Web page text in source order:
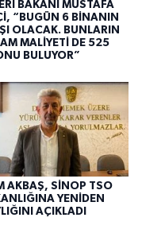
BAKANI MUSTAFA
“BUGÜN 6 BİNANIN
OLACAK. BUNLARIN
MALİYETİ DE 525
BULUYOR”
AKBAŞ, SİNOP TSO
YENİDEN
AÇIKLADI